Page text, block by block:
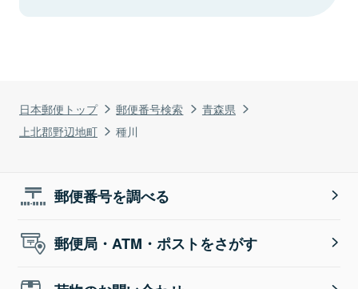
日本郵便トップ 郵便番号検索
青森県
上北郡野辺地町
種川
郵便番号を調べる
郵便局・ATM・ポストをさがす